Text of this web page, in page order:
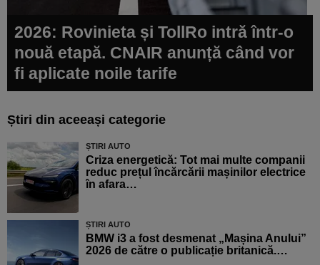
2026: Rovinieta și TollRo intră într-o
nouă etapă. CNAIR anunță când vor
fi aplicate noile tarife
Știri din aceeași categorie
ȘTIRI AUTO
Criza energetică: Tot mai multe companii
reduc prețul încărcării mașinilor electrice
în afara…
ȘTIRI AUTO
BMW i3 a fost desmenat „Mașina Anului”
2026 de către o publicație britanică.…